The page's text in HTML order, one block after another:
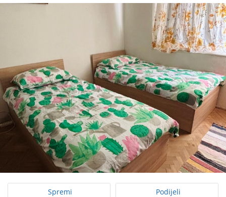
Spremi Podijeli